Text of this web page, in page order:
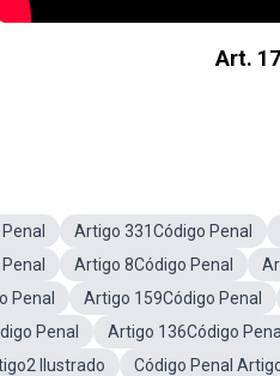
Art.
Artigo 331Código Penal
Artigo 8Código Penal
Penal
Artigo 159Código Penal
Penal
Artigo 136Código Penal
Ilustrado
Código Penal